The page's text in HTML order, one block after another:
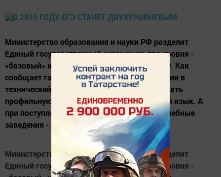
Министерство образования и науки РФ разделит
Единый государственный экзамен на два уровня -
«базовый» и «профильный» уже в 2015 году. Как
сообщает газета «Известия», при поступлении в
технический вуз абитуриенту придется сдавать
профильную математику и базовый русский язык. А
при поступлении в гуманитарные высшие учебные
заведения - профильный русский язык...
Министерство образования и науки РФ разделит
Единый государственный экзамен на два уровня -